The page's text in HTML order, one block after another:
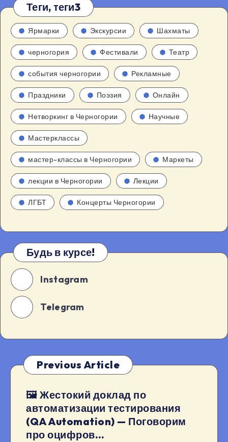
Теги, теги3
Ярмарки Экскурсии Шахматы
черногория Фестивали Театр
события черногории Рекламные
Праздники Поэзия Онлайн
Нетворкинг в Черногории Научные
Мастерклассы
мастер-классы в Черногории Маркеты
лекции в Черногории Лекции
ЛГБТ Концерты Черногории
Будь в курсе!
Instagram
Telegram
Previous Article
🖼 Жестокий доклад по
автоматизации тестирования
(QA Automation) — Поговорим
про оцифров…